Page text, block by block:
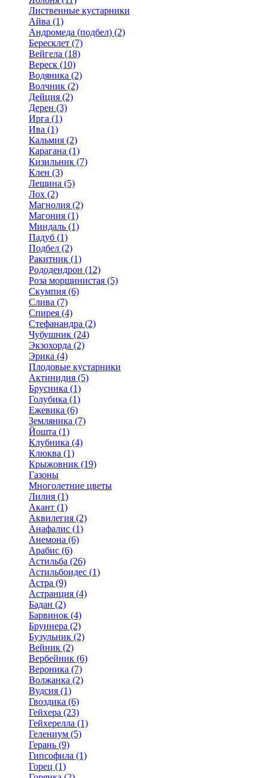
Лиственные кустарники
Айва (1)
Андромеда (подбел) (2)
Бересклет (7)
Вейгела (18)
Вереск (10)
Водяника (2)
Волчник (2)
Дейция (2)
Дерен (3)
Ирга (1)
Ива (1)
Кальмия (2)
Карагана (1)
Кизильник (7)
Клен (3)
Лещина (5)
Лох (2)
Магнолия (2)
Магония (1)
Миндаль (1)
Падуб (1)
Подбел (2)
Ракитник (1)
Рододендрон (12)
Роза морщинистая (5)
Скумпия (6)
Слива (7)
Спирея (4)
Стефанандра (2)
Чубушник (24)
Экзохорда (2)
Эрика (4)
Плодовые кустарники
Актинидия (5)
Брусника (1)
Голубика (1)
Ежевика (6)
Земляника (7)
Йошта (1)
Клубника (4)
Клюква (1)
Крыжовник (19)
Газоны
Многолетние цветы
Лилия (1)
Акант (1)
Аквилегия (2)
Анафалис (1)
Анемона (6)
Арабис (6)
Астильба (26)
Астильбоидес (1)
Астра (9)
Астранция (4)
Бадан (2)
Барвинок (4)
Бруннера (2)
Бузульник (2)
Вейник (2)
Вербейник (6)
Вероника (7)
Волжанка (2)
Вудсия (1)
Гвоздика (6)
Гейхера (23)
Гейхерелла (1)
Гелениум (5)
Герань (9)
Гипсофила (1)
Горец (1)